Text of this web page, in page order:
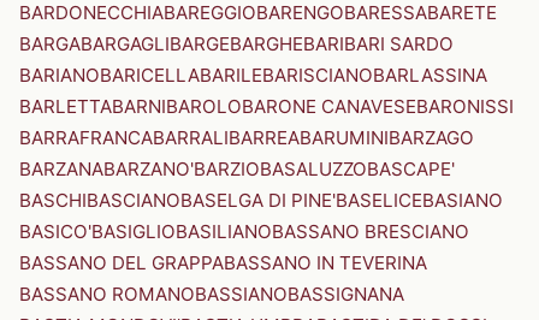
BARDONECCHIABAREGGIOBARENGOBARESSABARETE
BARGABARGAGLIBARGEBARGHEBARIBARI SARDO
BARIANOBARICELLABARILEBARISCIANOBARLASSINA
BARLETTABARNIBAROLOBARONE CANAVESEBARONISSI
BARRAFRANCABARRALIBARREABARUMINIBARZAGO
BARZANABARZANO'BARZIOBASALUZZOBASCAPE'
BASCHIBASCIANOBASELGA DI PINE'BASELICEBASIANO
BASICO'BASIGLIOBASILIANOBASSANO BRESCIANO
BASSANO DEL GRAPPABASSANO IN TEVERINA
BASSANO ROMANOBASSIANOBASSIGNANA